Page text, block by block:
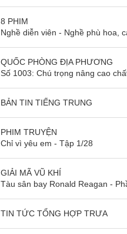
8 PHIM
Nghề diễn viên - Nghề phù hoa,
QUỐC PHÒNG ĐỊA PHƯƠNG
Số 1003: Chú trọng nâng cao
BẢN TIN TIẾNG TRUNG
PHIM TRUYỆN
Chỉ vì yêu em - Tập 1/28
GIẢI MÃ VŨ KHÍ
Tàu sân bay Ronald Reagan -
TIN TỨC TỔNG HỢP TRƯA